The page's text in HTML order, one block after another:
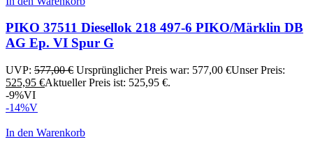
PIKO 37511 Diesellok 218 497-6 PIKO/Märklin DB
AG Ep. VI Spur G
UVP: 577,00€ Ursprünglicher Preis war: 577,00 €Unser Preis:
525,95 €Aktueller Preis ist: 525,95 €.
-9%VI
-14%V
In den Warenkorb